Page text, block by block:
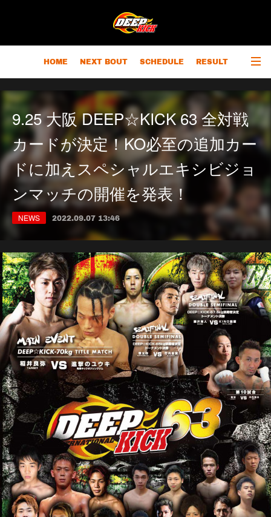
HOME NEXT BOUT SCHEDULE RESULT
RANKING CHAMPIONS OUTLINE
9.25 大阪 DEEP☆KICK 63 全対戦
カードが決定！KO必至の追加カー
ドに加えスペシャルエキシビジョ
ンマッチの開催を発表！
NEWS 2022.09.07 13:46